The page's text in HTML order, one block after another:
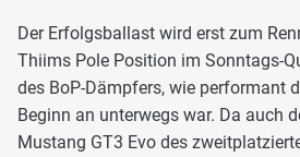
Der Erfolgsballast wird erst zum
Thiims Pole Position im Sonntags-
des BoP-Dämpfers, wie performant
Beginn an unterwegs war. Da auch
Mustang GT3 Evo des